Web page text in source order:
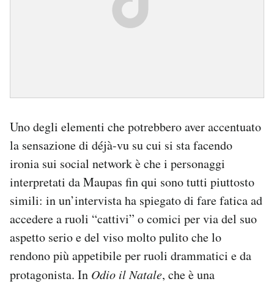
Uno degli elementi che potrebbero aver accentuato
la sensazione di déjà-vu su cui si sta facendo
ironia sui social network è che i personaggi
interpretati da Maupas fin qui sono tutti piuttosto
simili: in un’intervista ha spiegato di fare fatica ad
accedere a ruoli “cattivi” o comici per via del suo
aspetto serio e del viso molto pulito che lo
rendono più appetibile per ruoli drammatici e da
protagonista. In Odio il Natale, che è una